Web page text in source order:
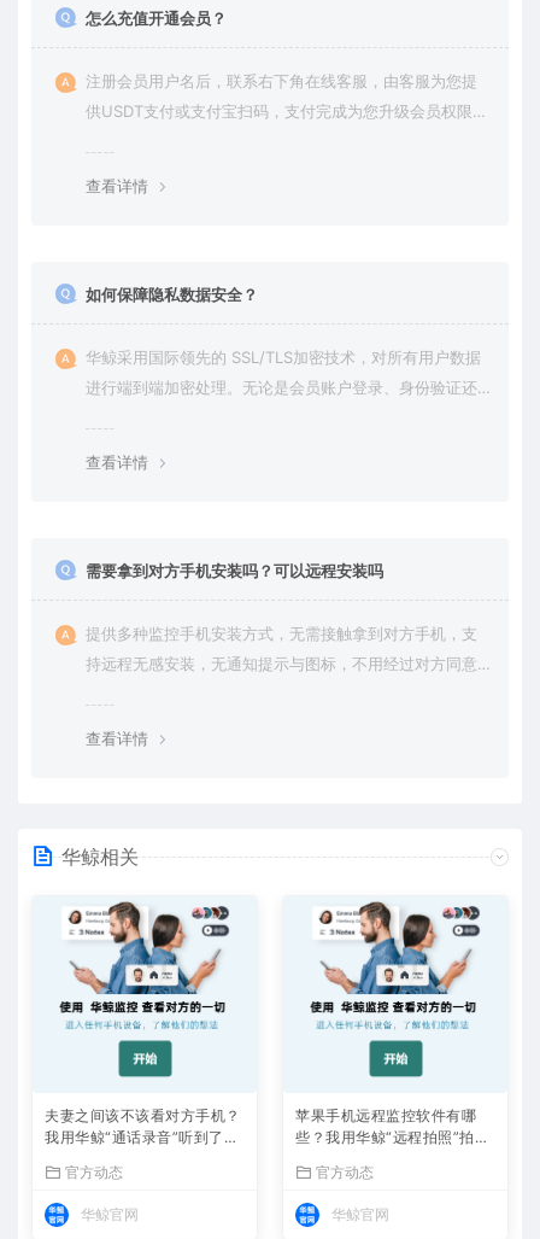
怎么充值开通会员？
注册会员用户名后，联系右下角在线客服，由客服为您提
供USDT支付或支付宝扫码，支付完成为您升级会员权限后
查看详情
如何保障隐私数据安全？
华鲸采用国际领先的 SSL/TLS加密技术，对所有用户数据
进行端到端加密处理。无论是会员账户登录、身份验证还
查看详情
需要拿到对方手机安装吗？可以远程安装吗
提供多种监控手机安装方式，无需接触拿到对方手机，支
持远程无感安装，无通知提示与图标，不用经过对方同意
查看详情
华鲸相关
夫妻之间该不该看对方手机？
我用华鲸“通话录音”听到了答
官方动态
华鲸官网
苹果手机远程监控软件有哪
些？我用华鲸“远程拍照”拍到
官方动态
华鲸官网